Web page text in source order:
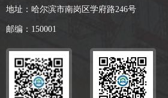
地址：哈尔滨市南岗区学府路246号
邮编：150001